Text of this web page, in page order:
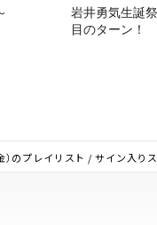
岩井勇気生誕
目のターン！
）のプレイリスト / サイン入り